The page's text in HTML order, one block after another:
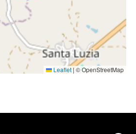
Leaflet|© OpenStreetMap